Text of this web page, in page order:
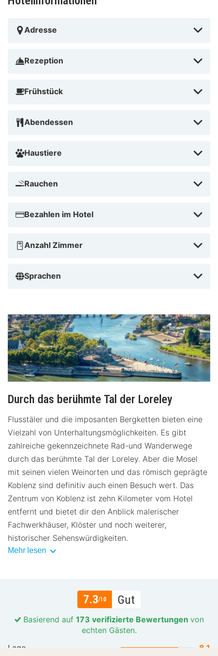
Adresse
Rezeption
Frühstück
Abendessen
Haustiere
Rauchen
Bezahlen im Hotel
Anzahl Zimmer
Sprachen
Durch das berühmte Tal der Loreley
Flusstäler und die imposanten Bergketten bieten eine
Vielzahl von Unterhaltungsmöglichkeiten. Es gibt
zahlreiche gekennzeichnete Rad-und Wanderwege
durch das berühmte Tal der Loreley. Aber die Mosel
mit seinen vielen Weinorten und das römisch geprägte
Koblenz sind definitiv auch einen Besuch wert. Das
Zentrum von Koblenz ist zehn Kilometer vom Hotel
entfernt und bietet dir den Anblick malerischer
Fachwerkhäuser, Klöster und noch weiterer,
historischer Sehenswürdigkeiten.
Mehr lesen
7.3/10 Gut
Basierend auf 173 verifizierte Bewertungen von
echten Gästen.
Lage
8.1